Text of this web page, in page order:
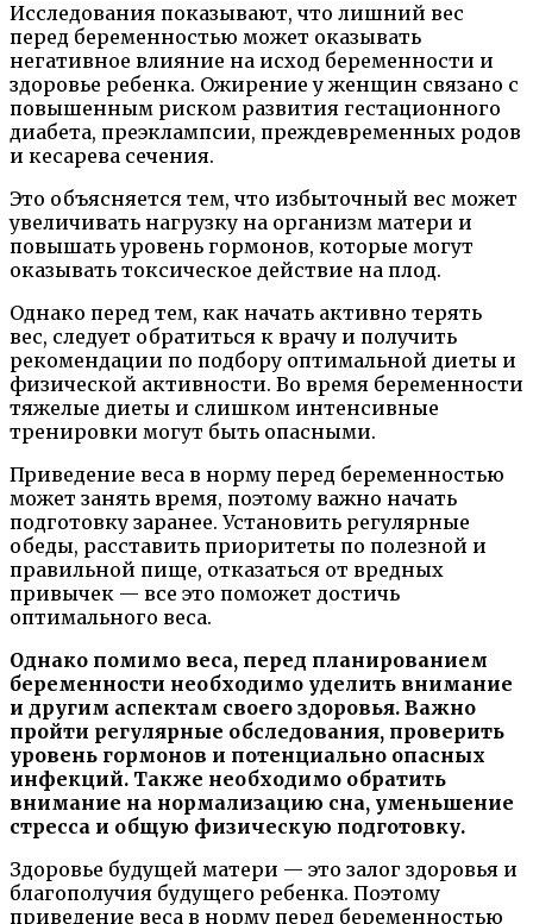
Исследования показывают, что лишний вес
перед беременностью может оказывать
негативное влияние на исход беременности и
здоровье ребенка. Ожирение у женщин связано с
повышенным риском развития гестационного
диабета, преэклампсии, преждевременных родов
и кесарева сечения.
Это объясняется тем, что избыточный вес может
увеличивать нагрузку на организм матери и
повышать уровень гормонов, которые могут
оказывать токсическое действие на плод.
Однако перед тем, как начать активно терять
вес, следует обратиться к врачу и получить
рекомендации по подбору оптимальной диеты и
физической активности. Во время беременности
тяжелые диеты и слишком интенсивные
тренировки могут быть опасными.
Приведение веса в норму перед беременностью
может занять время, поэтому важно начать
подготовку заранее. Установить регулярные
обеды, расставить приоритеты по полезной и
правильной пище, отказаться от вредных
привычек — все это поможет достичь
оптимального веса.
Однако помимо веса, перед планированием
беременности необходимо уделить внимание
и другим аспектам своего здоровья. Важно
пройти регулярные обследования, проверить
уровень гормонов и потенциально опасных
инфекций. Также необходимо обратить
внимание на нормализацию сна, уменьшение
стресса и общую физическую подготовку.
Здоровье будущей матери — это залог здоровья и
благополучия будущего ребенка. Поэтому
приведение веса в норму перед беременностью